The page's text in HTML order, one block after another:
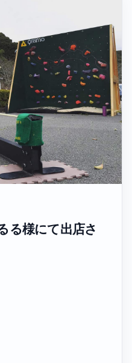
る様にて出店さ